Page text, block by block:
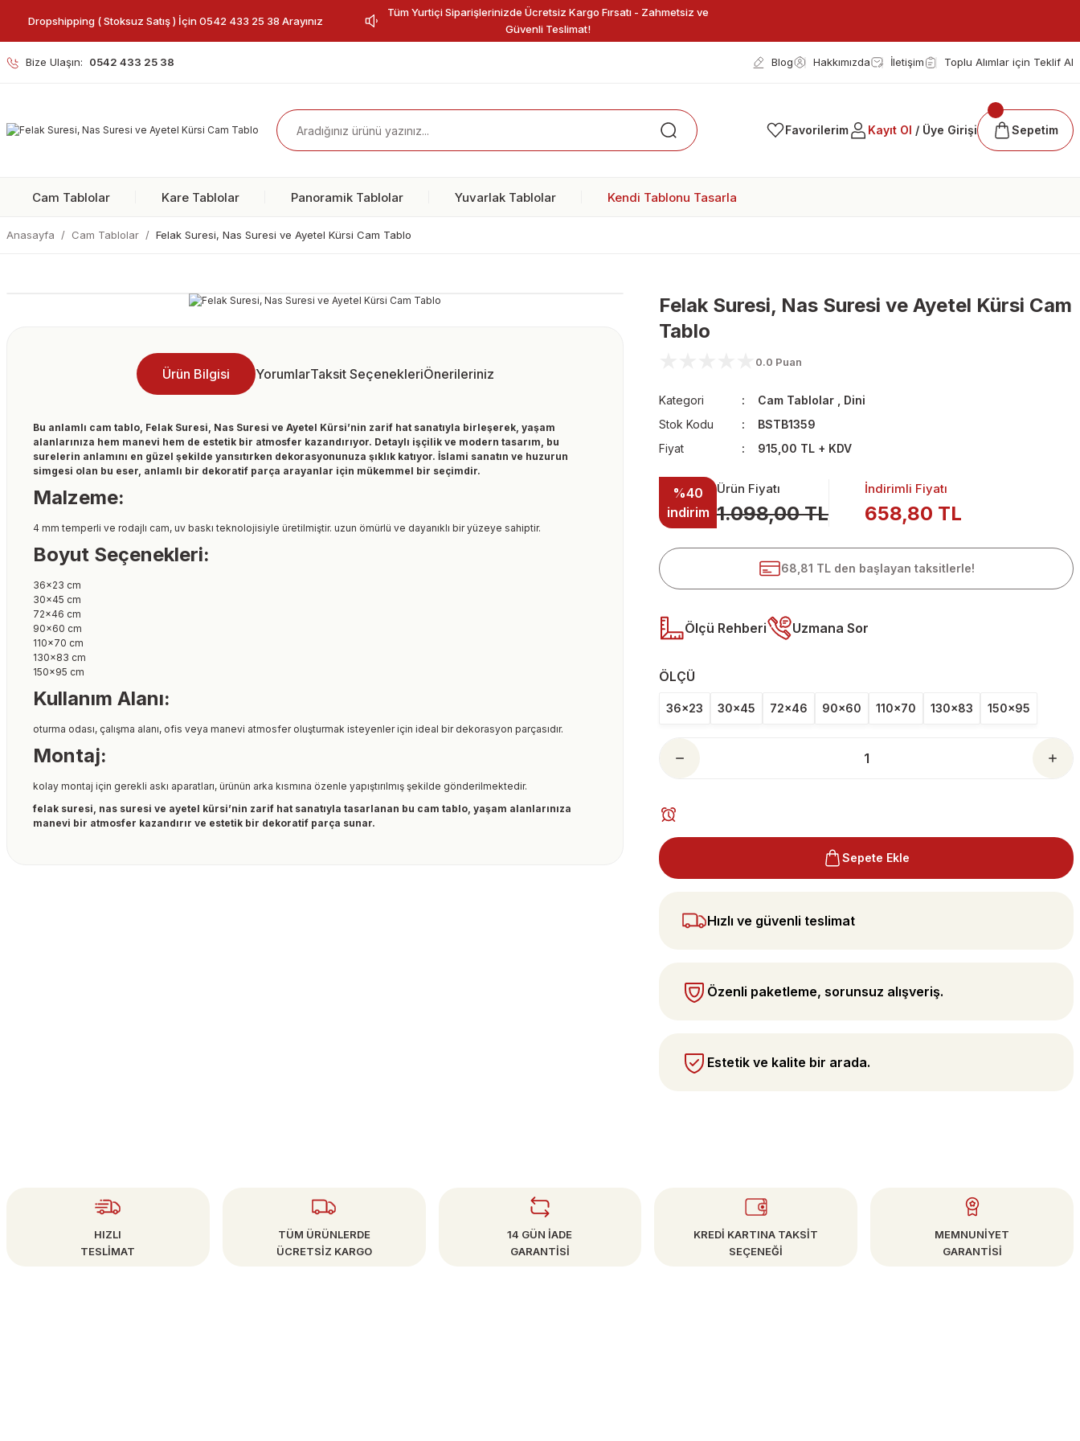
Dropshipping ( Stoksuz Satış ) İçin 0542 433 25 38 Arayınız
Tüm Yurtiçi Siparişlerinizde Ücretsiz Kargo Fırsatı - Zahmetsiz ve
Güvenli Teslimat!
Bize Ulaşın: 0542 433 25 38 Blog Hakkımızda İletişim Toplu Alımlar için Teklif Al
Favorilerim Kayıt Ol / Üye Girişi Sepetim
Cam Tablolar Kare Tablolar Panoramik Tablolar Yuvarlak Tablolar Kendi Tablonu Tasarla
Anasayfa Cam Tablolar Felak Suresi, Nas Suresi ve Ayetel Kürsi Cam Tablo
Ürün Bilgisi YorumlarTaksit SeçenekleriÖnerileriniz
Bu anlamlı cam tablo, Felak Suresi, Nas Suresi ve Ayetel Kürsi’nin zarif hat sanatıyla birleşerek, yaşam
alanlarınıza hem manevi hem de estetik bir atmosfer kazandırıyor. Detaylı işçilik ve modern tasarım, bu
surelerin anlamını en güzel şekilde yansıtırken dekorasyonunuza şıklık katıyor. İslami sanatın ve huzurun
simgesi olan bu eser, anlamlı bir dekoratif parça arayanlar için mükemmel bir seçimdir.
Malzeme:
4 mm temperli ve rodajlı cam, uv baskı teknolojisiyle üretilmiştir. uzun ömürlü ve dayanıklı bir yüzeye sahiptir.
Boyut Seçenekleri:
36×23 cm
30×45 cm
72×46 cm
90×60 cm
110×70 cm
130×83 cm
150×95 cm
Kullanım Alanı:
oturma odası, çalışma alanı, ofis veya manevi atmosfer oluşturmak isteyenler için ideal bir dekorasyon parçasıdır.
Montaj:
kolay montaj için gerekli askı aparatları, ürünün arka kısmına özenle yapıştırılmış şekilde gönderilmektedir.
felak suresi, nas suresi ve ayetel kürsi’nin zarif hat sanatıyla tasarlanan bu cam tablo, yaşam alanlarınıza
manevi bir atmosfer kazandırır ve estetik bir dekoratif parça sunar.
Felak Suresi, Nas Suresi ve Ayetel Kürsi Cam
Tablo
0.0 Puan
Kategori Cam Tablolar
Dini
Stok Kodu
BSTB1359
Fiyat
915,00 TL + KDV
%40
indirim
Ürün Fiyatı
1.098,00 TL
İndirimli Fiyatı
658,80 TL
68,81 TL den başlayan taksitlerle!
Ölçü Rehberi Uzmana Sor
ÖLÇÜ
36x23 30x45 72x46 90x60 110x70 130x83 150x95
Sepete Ekle
Hızlı ve güvenli teslimat
Özenli paketleme, sorunsuz alışveriş.
Estetik ve kalite bir arada.
HIZLI
TESLİMAT
TÜM ÜRÜNLERDE
ÜCRETSİZ KARGO
14 GÜN İADE
GARANTİSİ
KREDİ KARTINA TAKSİT
SEÇENEĞİ
MEMNUNİYET
GARANTİSİ